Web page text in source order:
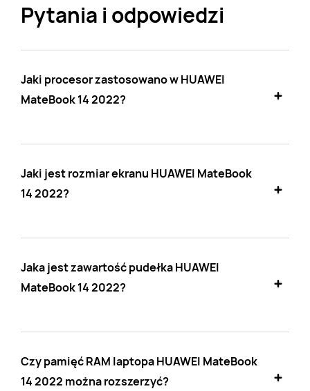
Pytania i odpowiedzi
Jaki procesor zastosowano w HUAWEI
MateBook 14 2022?
Jaki jest rozmiar ekranu HUAWEI MateBook
14 2022?
Jaka jest zawartość pudełka HUAWEI
MateBook 14 2022?
Czy pamięć RAM laptopa HUAWEI MateBook
14 2022 można rozszerzyć?